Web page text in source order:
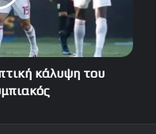
κάλυψη του